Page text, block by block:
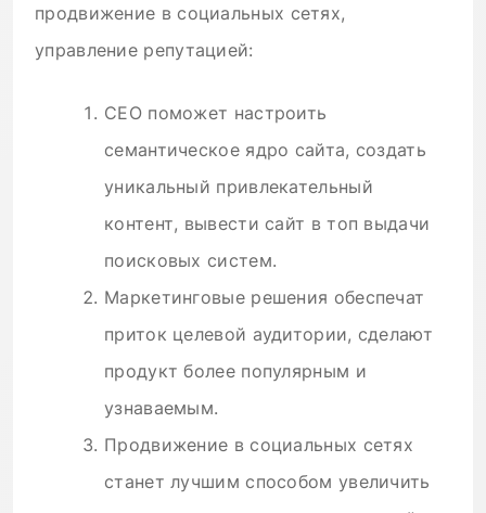
продвижение в социальных сетях,
управление репутацией:
СЕО поможет настроить
семантическое ядро сайта, создать
уникальный привлекательный
контент, вывести сайт в топ выдачи
поисковых систем.
Маркетинговые решения обеспечат
приток целевой аудитории, сделают
продукт более популярным и
узнаваемым.
Продвижение в социальных сетях
станет лучшим способом увеличить